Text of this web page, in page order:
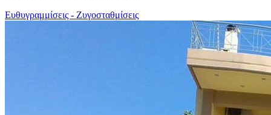
Ευθυγραμμίσεις - Ζυγοσταθμίσεις